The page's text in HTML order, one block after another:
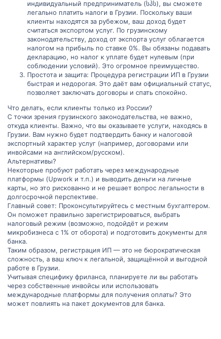
индивидуальный предприниматель (სპს), вы сможете
легально платить налоги в Грузии. Поскольку ваши
клиенты находятся за рубежом, ваш доход будет
считаться экспортом услуг. По грузинскому
законодательству, доход от экспорта услуг облагается
налогом на прибыль по ставке 0%. Вы обязаны подавать
декларацию, но налог к уплате будет нулевым (при
соблюдении условий). Это огромное преимущество.
Простота и защита: Процедура регистрации ИП в Грузии
быстрая и недорогая. Это даёт вам официальный статус,
позволяет заключать договоры и спать спокойно.
Что делать, если клиенты только из России?
С точки зрения грузинского законодательства, не важно,
откуда клиенты. Важно, что вы оказываете услуги, находясь в
Грузии. Вам нужно будет подтвердить банку и налоговой
экспортный характер услуг (например, договорами или
инвойсами на английском/русском).
Альтернативы?
Некоторые пробуют работать через международные
платформы (Upwork и т.п.) и выводить деньги на личные
карты, но это рискованно и не решает вопрос легальности в
долгосрочной перспективе.
Главный совет: Проконсультируйтесь с местным бухгалтером.
Он поможет правильно зарегистрироваться, выбрать
налоговый режим (возможно, подойдёт и режим
микробизнеса с 1% от оборота) и подготовить документы для
банка.
Таким образом, регистрация ИП — это не бюрократическая
сложность, а ваш ключ к легальной, защищённой и выгодной
работе в Грузии.
Учитывая специфику фриланса, планируете ли вы работать
через собственные инвойсы или использовать
международные платформы для получения оплаты? Это
может повлиять на пакет документов для банка.